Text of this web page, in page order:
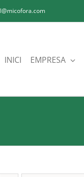
INICI EMPRESA